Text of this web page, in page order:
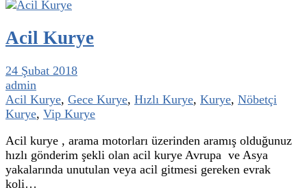
Acil Kurye
24 Şubat 2018
admin
Acil Kurye, Gece Kurye, Hızlı Kurye, Kurye, Nöbetçi
Kurye, Vip Kurye
Acil kurye , arama motorları üzerinden aramış olduğunuz
hızlı gönderim şekli olan acil kurye Avrupa ve Asya
yakalarında unutulan veya acil gitmesi gereken evrak
koli…